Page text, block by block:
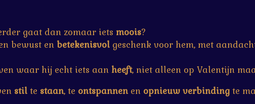
gaat dan zomaar iets moois?
bewust en betekenisvol geschenk voor hem, met
waar hij echt iets aan heeft, niet alleen op Valentijn
stil te staan, te ontspannenen opnieuw verbinding te